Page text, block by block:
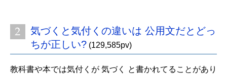
気づくと気付くの違いは 公用文だとどっ
ちが正しい? (129,585pv)
教科書や本では気付くが 気づく と書かれてることがあり